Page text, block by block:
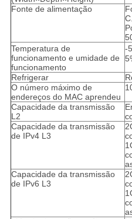
Fonte de alimentação
Temperatura de
funcionamento e umidade de
funcionamento
-
Refrigerar
O número máximo de
endereços do MAC aprendeu
Capacidade da transmissão
L2
Capacidade da transmissão
de IPv4 L3
Capacidade da transmissão
de IPv6 L3